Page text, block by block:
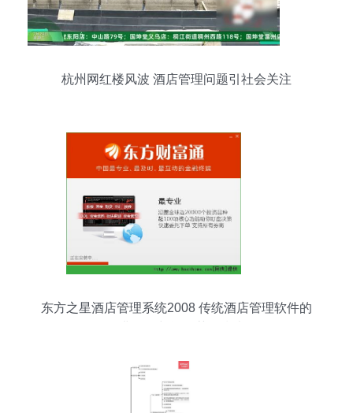
杭州网红楼风波 酒店管理问题引社会关注
东方之星酒店管理系统2008 传统酒店管理软件的